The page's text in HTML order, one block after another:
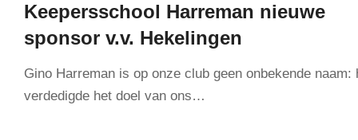
Keepersschool Harreman nieuwe
sponsor v.v. Hekelingen
Gino Harreman is op onze club geen onbekende naam:
verdedigde het doel van ons…